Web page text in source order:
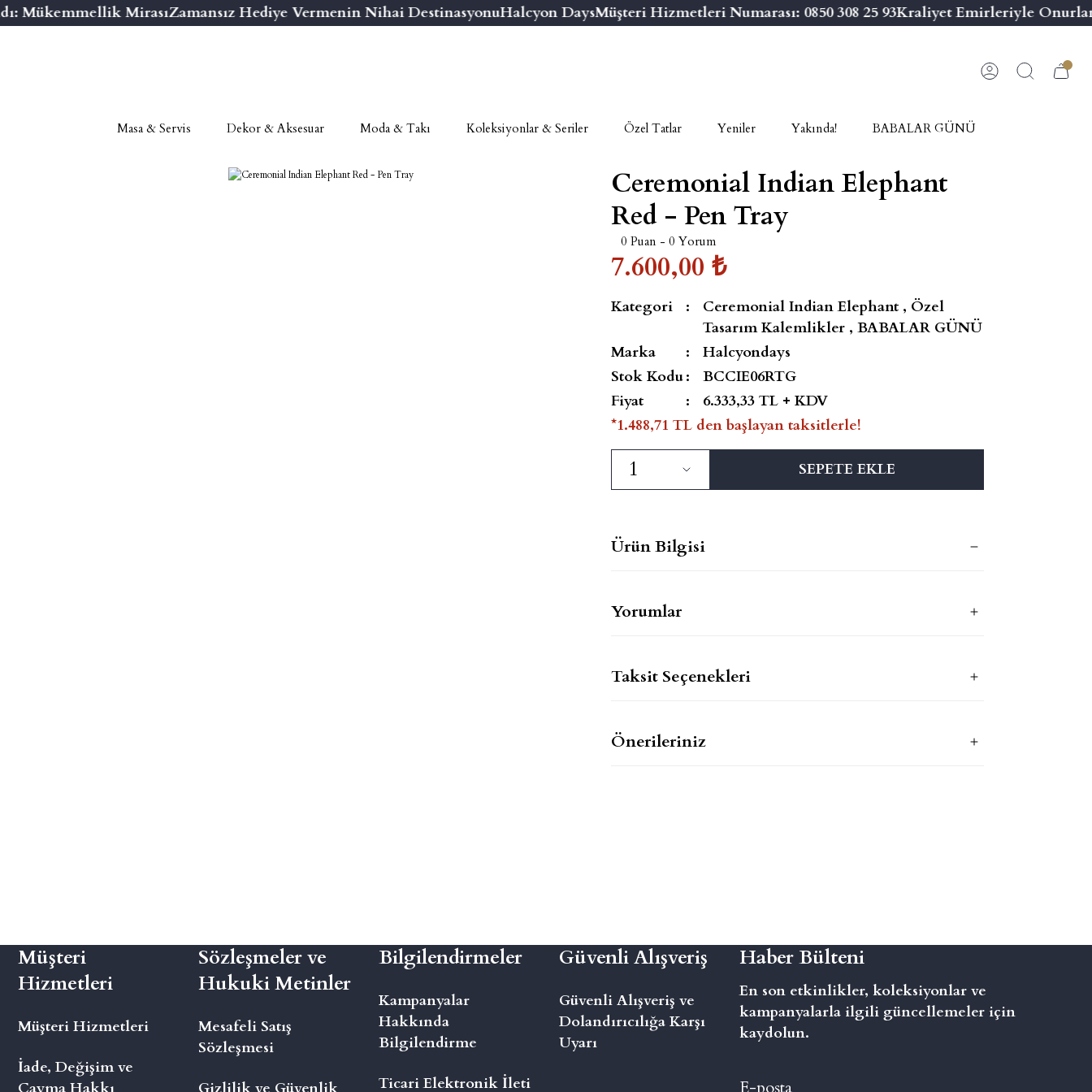
Mükemmellik MirasıZamansız Hediye Vermenin Nihai DestinasyonuHalcyon DaysMüşteri Hizmetleri Numarası: 0850 308 25 93Kraliyet Emirleriyle
Masa & Servis Dekor & Aksesuar Moda & Takı Koleksiyonlar & Seriler Özel Tatlar Yeniler Yakında! BABALAR GÜNÜ
Ceremonial Indian Elephant
Red - Pen Tray
0 Puan - 0 Yorum
7.600,00 ₺
Kategori Ceremonial Indian Elephant , Özel
Tasarım Kalemlikler , BABALAR GÜNÜ
Marka
Halcyondays
Stok Kodu
BCCIE06RTG
Fiyat
6.333,33 TL + KDV
*1.488,71 TL den başlayan taksitlerle!
SEPETE EKLE
Ürün Bilgisi
Yorumlar
Taksit Seçenekleri
Önerileriniz
Müşteri
Hizmetleri
Müşteri Hizmetleri
İade, Değişim ve
Sözleşmeler ve
Hukuki Metinler
Mesafeli Satış
Sözleşmesi
Bilgilendirmeler
Kampanyalar
Hakkında
Bilgilendirme
Ticari Elektronik İleti
Güvenli Alışveriş
Güvenli Alışveriş ve
Dolandırıcılığa Karşı
Uyarı
Haber Bülteni
En son etkinlikler, koleksiyonlar ve
kampanyalarla ilgili güncellemeler için
kaydolun.